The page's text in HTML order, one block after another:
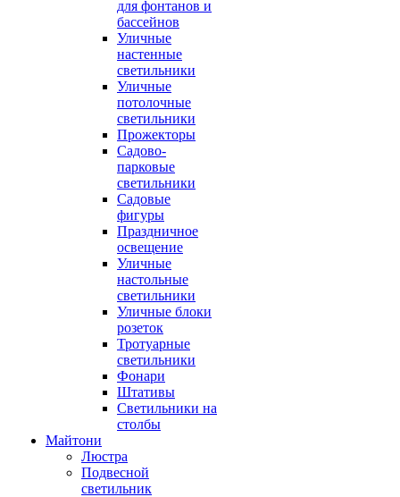
для фонтанов и
бассейнов
Уличные
настенные
светильники
Уличные
потолочные
светильники
Прожекторы
Садово-
парковые
светильники
Садовые
фигуры
Праздничное
освещение
Уличные
настольные
светильники
Уличные блоки
розеток
Тротуарные
светильники
Фонари
Штативы
Светильники на
столбы
Майтони
Люстра
Подвесной
светильник